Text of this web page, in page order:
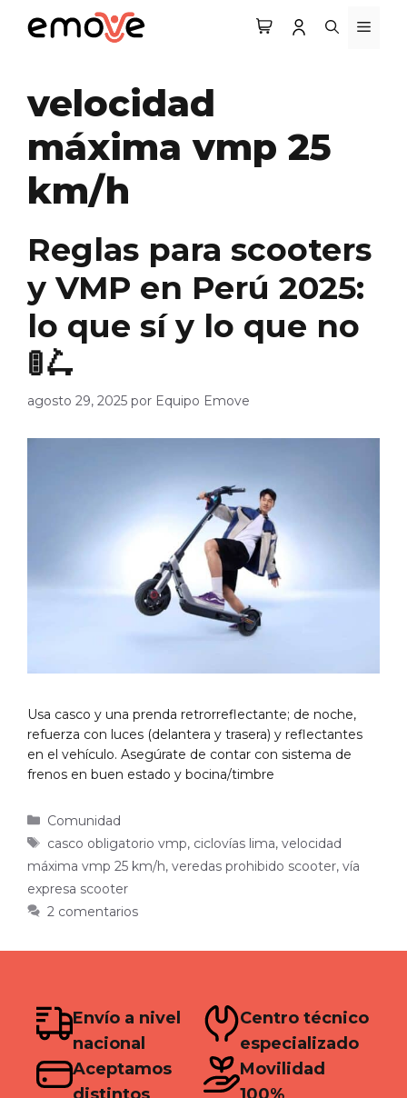
velocidad
máxima vmp 25
km/h
Reglas para scooters
y VMP en Perú 2025:
lo que sí y lo que no
🚦🛴
agosto 29, 2025 por Equipo Emove
Usa casco y una prenda retrorreflectante; de noche,
refuerza con luces (delantera y trasera) y reflectantes
en el vehículo. Asegúrate de contar con sistema de
frenos en buen estado y bocina/timbre
Categorías
Comunidad
Etiquetas
casco obligatorio vmp, ciclovías lima,velocidad
máxima vmp 25 km/h, veredas prohibido scooter, vía
expresa scooter
2 comentarios
Envío a nivel
nacional
Centro técnico
especializado
Aceptamos
Movilidad